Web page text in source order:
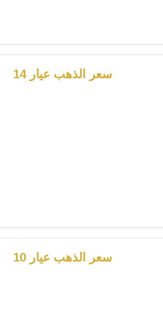
سعر الذهب عيار 14
سعر الذهب عيار 10